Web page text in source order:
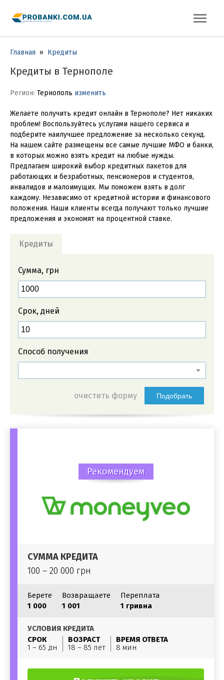
Главная » Кредиты
Кредиты в Тернополе
Регион: Тернополь изменить
Желаете получить кредит онлайн в Тернополе? Нет никаких
проблем! Воспользуйтесь услугами нашего сервиса и
подберите наилучшее предложение за несколько секунд.
На нашем сайте размещены все самые лучшие МФО и банки,
в которых можно взять кредит на любые нужды.
Предлагаем широкий выбор кредитных пакетов для
работающих и безработных, пенсионеров и студентов,
инвалидов и малоимущих. Мы поможем взять в долг
каждому. Независимо от кредитной истории и финансового
положения. Наши клиенты всегда получают только лучшие
предложения и экономят на процентной ставке.
Кредиты
Сумма, грн
Срок, дней
Способ получения
очистить форму Подобрать
Рекомендуем
СУММА КРЕДИТА
100 – 20 000 грн
Берете
1 000
Возвращаете
1 001
Переплата
1 гривна
УСЛОВИЯ КРЕДИТА
СРОК
1 – 65 дн
ВОЗРАСТ
18 – 85 лет
ВРЕМЯ ОТВЕТА
8 мин